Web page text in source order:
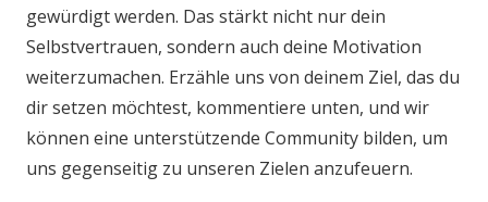
gewürdigt werden. Das stärkt nicht nur dein
Selbstvertrauen, sondern auch deine Motivation
weiterzumachen. Erzähle uns von deinem Ziel, das du
dir setzen möchtest, kommentiere unten, und wir
können eine unterstützende Community bilden, um
uns gegenseitig zu unseren Zielen anzufeuern.